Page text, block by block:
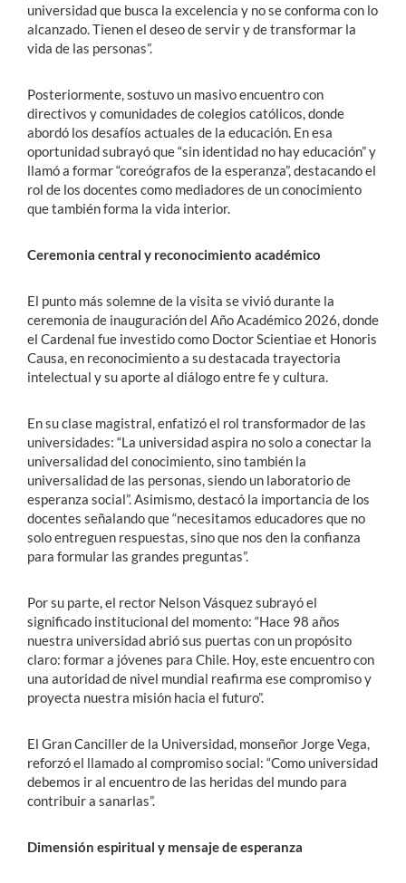
universidad que busca la excelencia y no se conforma con lo
alcanzado. Tienen el deseo de servir y de transformar la
vida de las personas”.
Posteriormente, sostuvo un masivo encuentro con
directivos y comunidades de colegios católicos, donde
abordó los desafíos actuales de la educación. En esa
oportunidad subrayó que “sin identidad no hay educación” y
llamó a formar “coreógrafos de la esperanza”, destacando el
rol de los docentes como mediadores de un conocimiento
que también forma la vida interior.
Ceremonia central y reconocimiento académico
El punto más solemne de la visita se vivió durante la
ceremonia de inauguración del Año Académico 2026, donde
el Cardenal fue investido como Doctor Scientiae et Honoris
Causa, en reconocimiento a su destacada trayectoria
intelectual y su aporte al diálogo entre fe y cultura.
En su clase magistral, enfatizó el rol transformador de las
universidades: “La universidad aspira no solo a conectar la
universalidad del conocimiento, sino también la
universalidad de las personas, siendo un laboratorio de
esperanza social”. Asimismo, destacó la importancia de los
docentes señalando que “necesitamos educadores que no
solo entreguen respuestas, sino que nos den la confianza
para formular las grandes preguntas”.
Por su parte, el rector Nelson Vásquez subrayó el
significado institucional del momento: “Hace 98 años
nuestra universidad abrió sus puertas con un propósito
claro: formar a jóvenes para Chile. Hoy, este encuentro con
una autoridad de nivel mundial reafirma ese compromiso y
proyecta nuestra misión hacia el futuro”.
El Gran Canciller de la Universidad, monseñor Jorge Vega,
reforzó el llamado al compromiso social: “Como universidad
debemos ir al encuentro de las heridas del mundo para
contribuir a sanarlas”.
Dimensión espiritual y mensaje de esperanza